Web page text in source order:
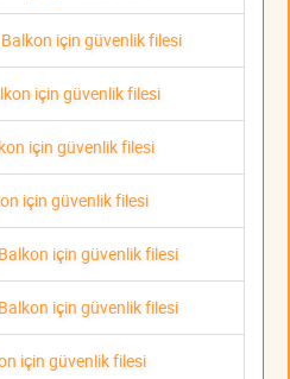
için güvenlik filesi
için güvenlik filesi
için güvenlik filesi
için güvenlik filesi
için güvenlik filesi
için güvenlik filesi
için güvenlik filesi